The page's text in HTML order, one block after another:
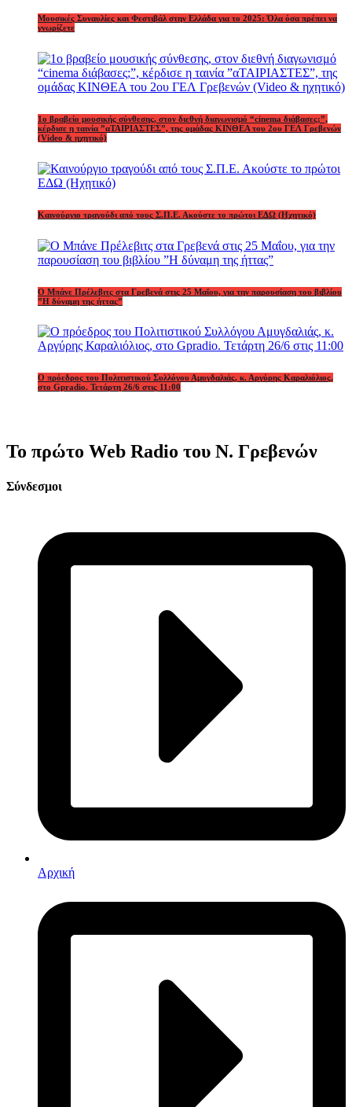
Μουσικές Συναυλίες και Φεστιβάλ στην Ελλάδα για το 2025: Όλα όσα πρέπει να
γνωρίζετε
1o βραβείο μουσικής σύνθεσης, στον διεθνή διαγωνισμό “cinema διάβασες;”,
κέρδισε η ταινία ”αΤΑΙΡΙΑΣΤΕΣ”, της ομάδας ΚΙΝΘΕΑ του 2ου ΓΕΛ Γρεβενών
(Video & ηχητικό)
Καινούργιο τραγούδι από τους Σ.Π.Ε. Ακούστε το πρώτοι ΕΔΩ (Ηχητικό)
Ο Μπάνε Πρέλεβιτς στα Γρεβενά στις 25 Μαΐου, για την παρουσίαση του βιβλίου
”Η δύναμη της ήττας”
Ο πρόεδρος του Πολιτιστικού Συλλόγου Αμυγδαλιάς, κ. Αργύρης Καραλιόλιος,
στο Gpradio. Τετάρτη 26/6 στις 11:00
Το πρώτο Web Radio του Ν. Γρεβενών
Σύνδεσμοι
Αρχική